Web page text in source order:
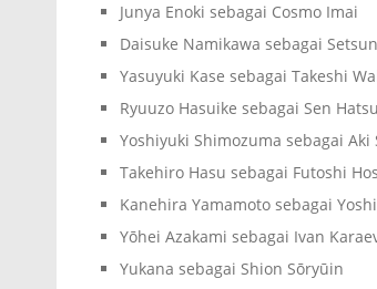
Junya Enoki sebagai Cosmo Imai
Daisuke Namikawa sebagai
Yasuyuki Kase sebagai Takeshi
Ryuuzo Hasuike sebagai Sen
Yoshiyuki Shimozuma sebagai
Takehiro Hasu sebagai Futoshi
Kanehira Yamamoto sebagai
Yōhei Azakami sebagai Ivan
Yukana sebagai Shion Sōryūin